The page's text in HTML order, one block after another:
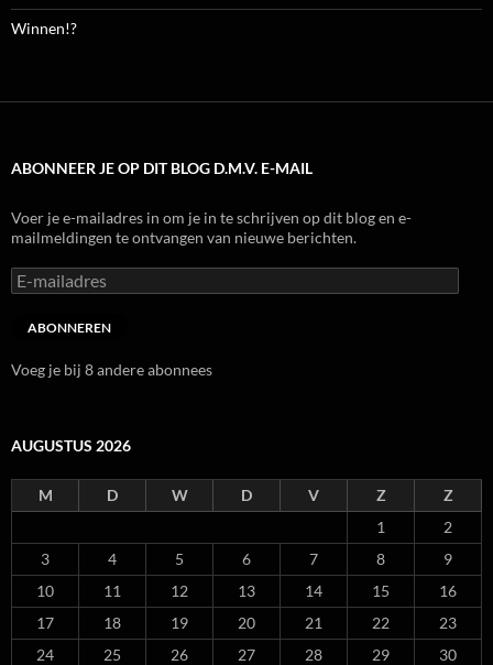
Winnen!?
ABONNEER JE OP DIT BLOG D.M.V. E-MAIL
Voer je e-mailadres in om je in te schrijven op dit blog en e-
mailmeldingen te ontvangen van nieuwe berichten.
E-
mailadres
ABONNEREN
Voeg je bij 8 andere abonnees
AUGUSTUS 2026
M D W D V Z
Z
1
2
3
4 5 6 7 8
9
10
11 12 13 14 15
16
17
18 19 20 21 22
23
24
25 26 27 28 29
30